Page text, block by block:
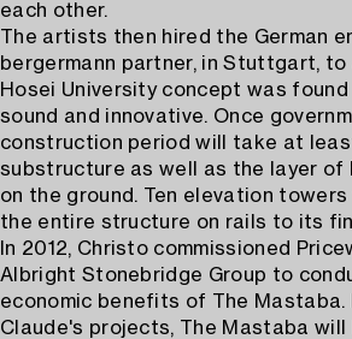
each other.
The artists then hired the German
bergermann partner, in Stuttgart,
Hosei University concept was
sound and innovative. Once
construction period will take at
substructure as well as the layer of
on the ground. Ten elevation
the entire structure on rails to its
In 2012, Christo commissioned
Albright Stonebridge Group to
economic benefits of The Mastaba.
Claude's projects, The Mastaba